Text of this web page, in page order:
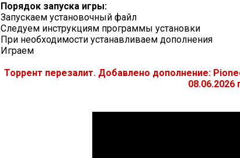
Порядок запуска игры:
Запускаем установочный файл
Следуем инструкциям программы установки
При необходимости устанавливаем дополнения
Играем
Торрент перезалит. Добавлено дополнение:
08.06.2026